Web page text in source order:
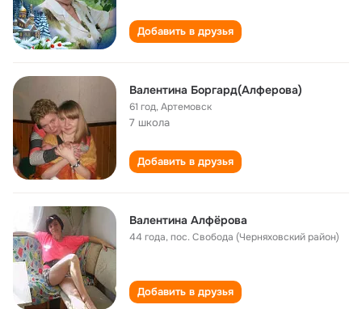
Добавить в друзья
Валентина Боргард(Алферова)
61 год,Артемовск
7 школа
Добавить в друзья
Валентина Алфёрова
44 года,пос. Свобода (Черняховский район)
Добавить в друзья